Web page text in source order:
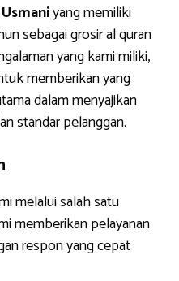
yang memiliki
sebagai grosir al quran
yang kami miliki,
memberikan yang
dalam menyajikan
standar pelanggan.
melalui salah satu
memberikan pelayanan
respon yang cepat